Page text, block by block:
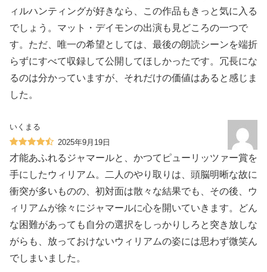
ィルハンティングが好きなら、この作品もきっと気に入る
でしょう。マット・デイモンの出演も見どころの一つで
す。ただ、唯一の希望としては、最後の朗読シーンを端折
らずにすべて収録して公開してほしかったです。冗長にな
るのは分かっていますが、それだけの価値はあると感じま
した。
いくまる
2025年9月19日
才能あふれるジャマールと、かつてピューリッツァー賞を
手にしたウィリアム。二人のやり取りは、頭脳明晰な故に
衝突が多いものの、初対面は散々な結果でも、その後、ウ
ィリアムが徐々にジャマールに心を開いていきます。どん
な困難があっても自分の選択をしっかりしろと突き放しな
がらも、放っておけないウィリアムの姿には思わず微笑ん
でしまいました。